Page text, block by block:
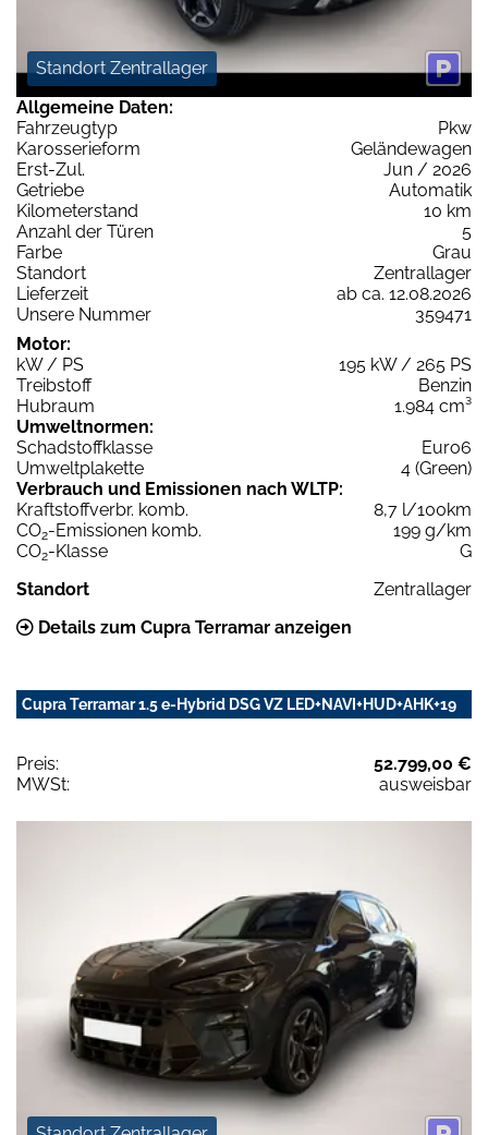
Standort Zentrallager
Allgemeine Daten:
Fahrzeugtyp
Pkw
Karosserieform
Geländewagen
Erst-Zul.
Jun / 2026
Getriebe
Automatik
Kilometerstand
10 km
Anzahl der Türen
5
Farbe
Grau
Standort
Zentrallager
Lieferzeit
ab ca. 12.08.2026
Unsere Nummer
359471
Motor:
kW / PS
195 kW / 265 PS
Treibstoff
Benzin
Hubraum
1.984 cm³
Umweltnormen:
Schadstoffklasse
Euro6
Umweltplakette
4 (Green)
Verbrauch und Emissionen nach WLTP:
Kraftstoffverbr. komb.
8,7 l/100km
CO2-Emissionen komb.
199 g/km
CO2-Klasse
G
Standort
Zentrallager
Details zum Cupra Terramar anzeigen
Cupra Terramar 1.5 e-Hybrid DSG VZ LED+NAVI+HUD+AHK+19
Preis:
52.799,00 €
MWSt:
ausweisbar